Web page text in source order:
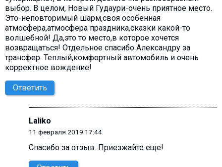
выбор. В целом, Новый Гудаури-очень приятное место.
Это-неповторимый шарм,своя особенная
атмосфера,атмосфера праздника,сказки какой-то
волшебной! Да,это то место,в которое хочется
возвращаться! Отдельное спасибо Александру за
трансфер. Теплый,комфортный автомобиль и очень
корректное вождение!
Ответить
Laliko
11 февраля 2019 17:44
Спасибо за отзыв. Приезжайте еще!